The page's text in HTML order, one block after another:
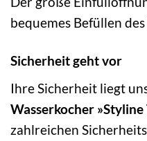
bequemes Befüllen
Sicherheit geht vor
Ihre Sicherheit liegt
Wasserkocher
zahlreichen